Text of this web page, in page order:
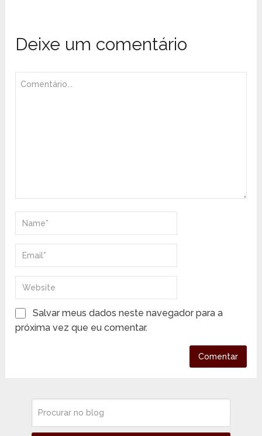
Deixe um comentário
Salvar meus dados neste navegador para a
próxima vez que eu comentar.